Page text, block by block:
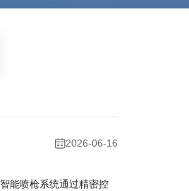
2026-06-16
能喷枪系统通过精密控